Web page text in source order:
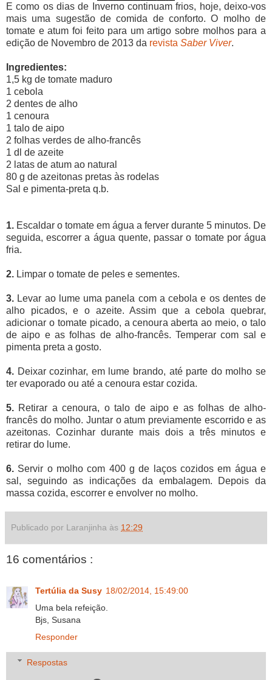
E como os dias de Inverno continuam frios, hoje, deixo-vos
mais uma sugestão de comida de conforto. O molho de
tomate e atum foi feito para um artigo sobre molhos para a
edição de Novembro de 2013 da revista Saber Viver.
Ingredientes:
1,5 kg de tomate maduro
1 cebola
2 dentes de alho
1 cenoura
1 talo de aipo
2 folhas verdes de alho-francês
1 dl de azeite
2 latas de atum ao natural
80 g de azeitonas pretas às rodelas
Sal e pimenta-preta q.b.
1. Escaldar o tomate em água a ferver durante 5 minutos. De
seguida, escorrer a água quente, passar o tomate por água
fria.
2. Limpar o tomate de peles e sementes.
3. Levar ao lume uma panela com a cebola e os dentes de
alho picados, e o azeite. Assim que a cebola quebrar,
adicionar o tomate picado, a cenoura aberta ao meio, o talo
de aipo e as folhas de alho-francês. Temperar com sal e
pimenta preta a gosto.
4. Deixar cozinhar, em lume brando, até parte do molho se
ter evaporado ou até a cenoura estar cozida.
5. Retirar a cenoura, o talo de aipo e as folhas de alho-
francês do molho. Juntar o atum previamente escorrido e as
azeitonas. Cozinhar durante mais dois a três minutos e
retirar do lume.
6. Servir o molho com 400 g de laços cozidos em água e
sal, seguindo as indicações da embalagem. Depois da
massa cozida, escorrer e envolver no molho.
Publicado por Laranjinha às 12:29
16 comentários :
Tertúlia da Susy 18/02/2014, 15:49:00
Uma bela refeição.
Bjs, Susana
Responder
Respostas